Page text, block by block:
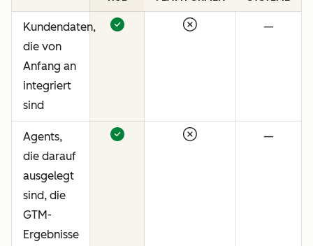
Kundendaten,
die von
Anfang an
integriert
sind
—
Agents,
die darauf
ausgelegt
sind, die
GTM-
Ergebnisse
—